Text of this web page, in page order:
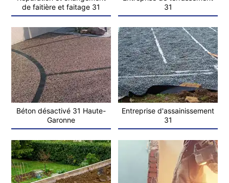
de faitière et faitage 31
31
Béton désactivé 31 Haute-
Garonne
Entreprise d'assainissement
31